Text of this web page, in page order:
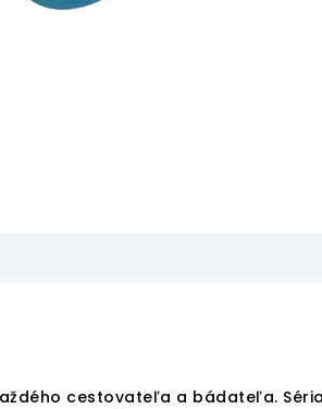
cestovateľa a bádateľa.